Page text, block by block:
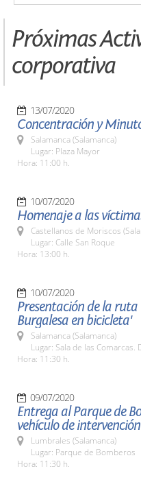
Próximas
corporativa
13/07/2020
Concentración y
Salamanca (Salamanca)
Lugar: Plaza Mayor
Hora: 11:00 h.
10/07/2020
Homenaje a las
Castellanos de Moriscos
Lugar: Calle San Roque
Hora: 13:00 h.
10/07/2020
Presentación de la ruta
Burgalesa en bicicleta'
Salamanca (Salamanca)
Lugar: Sala de las Comarcas.
Hora: 11:30 h.
09/07/2020
Entrega al Parque de
vehículo de
Lumbrales (Salamanca)
Lugar: Parque de Bomberos
Hora: 11:30 h.